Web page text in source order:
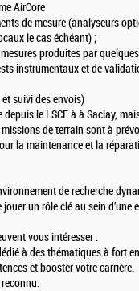
AirCore
de mesure (analyseurs
le cas échéant) ;
produites par
instrumentaux et de
suivi des envois)
le LSCE à à Saclay,
missions de terrain sont à
la maintenance et la
de recherche
un rôle clé au sein d’une
vous intéresser :
à des thématiques à fort
et booster votre carrière.